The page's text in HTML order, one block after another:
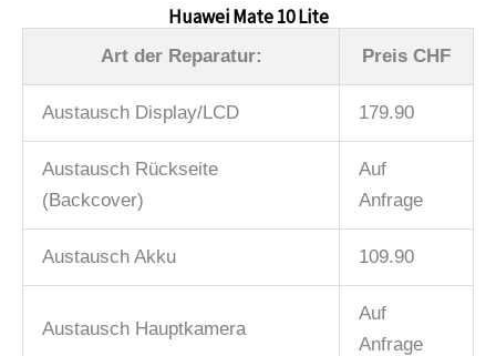
Huawei Mate 10 Lite
Art der Reparatur: Preis CHF
Austausch Display/LCD 179.90
Austausch Rückseite
(Backcover)
Auf
Anfrage
Austausch Akku 109.90
Austausch Hauptkamera
Auf
Anfrage